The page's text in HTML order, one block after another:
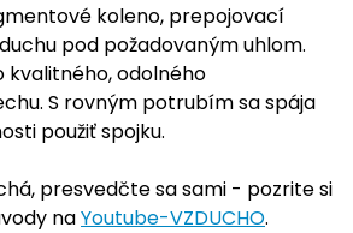
koleno, prepojovací
pod požadovaným uhlom.
kvalitného, odolného
S rovným potrubím sa spája
použiť spojku.
presvedčte sa sami - pozrite si
naYoutube-VZDUCHO.